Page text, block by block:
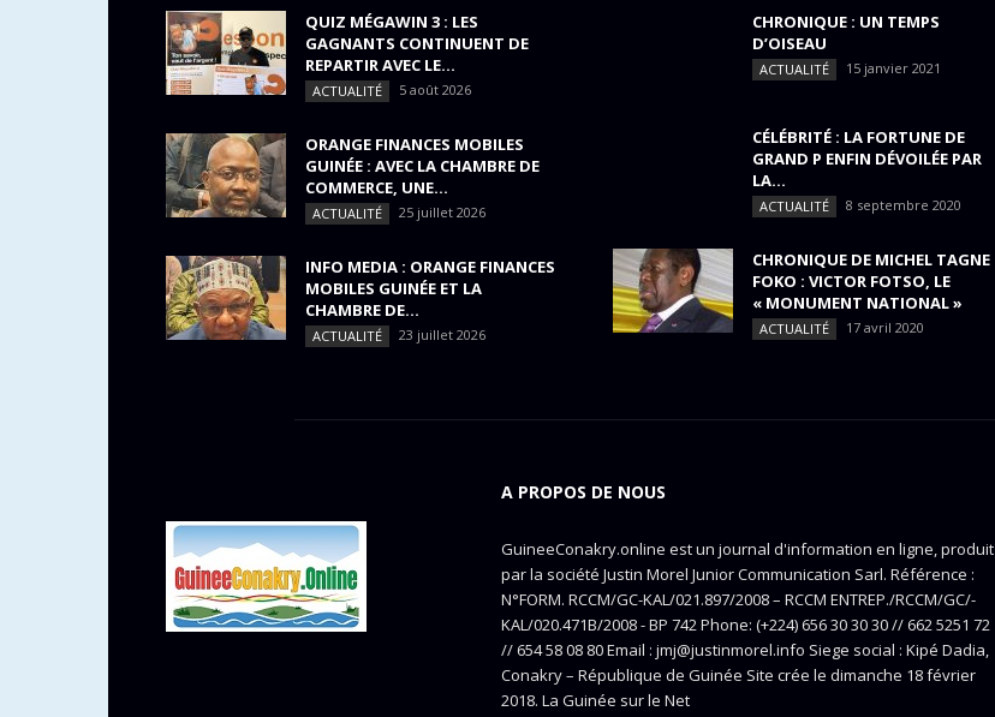
QUIZ MÉGAWIN 3 : LES
GAGNANTS CONTINUENT DE
REPARTIR AVEC LE...
ACTUALITÉ 5 août 2026
ORANGE FINANCES MOBILES
GUINÉE : AVEC LA CHAMBRE DE
COMMERCE, UNE...
ACTUALITÉ 25 juillet 2026
INFO MEDIA : ORANGE FINANCES
MOBILES GUINÉE ET LA
CHAMBRE DE...
ACTUALITÉ 23 juillet 2026
CHRONIQUE : UN TEMPS
D’OISEAU
ACTUALITÉ 15 janvier 2021
CÉLÉBRITÉ : LA FORTUNE DE
GRAND P ENFIN DÉVOILÉE PAR
LA...
ACTUALITÉ 8 septembre 2020
CHRONIQUE DE MICHEL TAGNE
FOKO : VICTOR FOTSO, LE
« MONUMENT NATIONAL »
ACTUALITÉ 17 avril 2020
A PROPOS DE NOUS
GuineeConakry.online est un journal d'information en ligne, produit
par la société Justin Morel Junior Communication Sarl. Référence :
N°FORM. RCCM/GC-KAL/021.897/2008 – RCCM ENTREP./RCCM/GC/-
KAL/020.471B/2008 - BP 742 Phone: (+224) 656 30 30 30 // 662 5251 72
// 654 58 08 80 Email : jmj@justinmorel.info Siege social : Kipé Dadia,
Conakry – République de Guinée Site crée le dimanche 18 février
2018. La Guinée sur le Net